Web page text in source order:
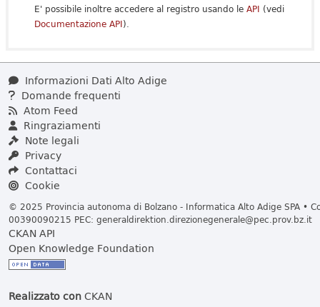
E' possibile inoltre accedere al registro usando le API (vedi
Documentazione API).
Informazioni Dati Alto Adige
Domande frequenti
Atom Feed
Ringraziamenti
Note legali
Privacy
Contattaci
Cookie
© 2025 Provincia autonoma di Bolzano - Informatica Alto Adige SPA •
00390090215 PEC: generaldirektion.direzionegenerale@pec.prov.bz.it
CKAN API
Open Knowledge Foundation
Realizzato conCKAN